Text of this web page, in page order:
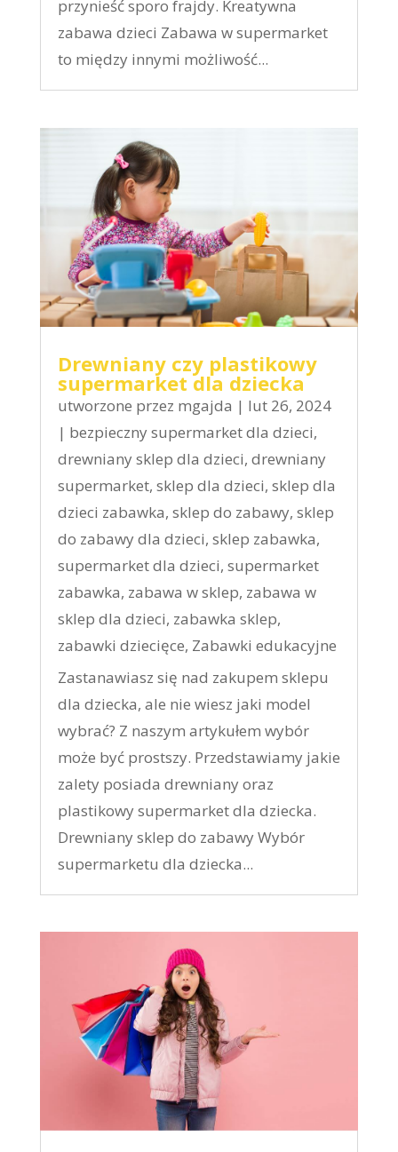
przynieść sporo frajdy. Kreatywna
zabawa dzieci Zabawa w supermarket
to między innymi możliwość...
Drewniany czy plastikowy
supermarket dla dziecka
utworzone przez mgajda | lut 26, 2024
| bezpieczny supermarket dla dzieci,
drewniany sklep dla dzieci, drewniany
supermarket, sklep dla dzieci, sklep dla
dzieci zabawka, sklep do zabawy, sklep
do zabawy dla dzieci, sklep zabawka,
supermarket dla dzieci, supermarket
zabawka, zabawa w sklep, zabawa w
sklep dla dzieci, zabawka sklep,
zabawki dziecięce, Zabawki edukacyjne
Zastanawiasz się nad zakupem sklepu
dla dziecka, ale nie wiesz jaki model
wybrać? Z naszym artykułem wybór
może być prostszy. Przedstawiamy jakie
zalety posiada drewniany oraz
plastikowy supermarket dla dziecka.
Drewniany sklep do zabawy Wybór
supermarketu dla dziecka...